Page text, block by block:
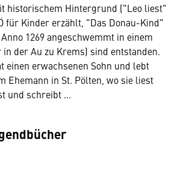
historischem Hintergrund ("Leo liest"
für Kinder erzählt, "Das Donau-Kind"
1269 angeschwemmt in einem
der Au zu Krems) sind entstanden.
einen erwachsenen Sohn und lebt
Ehemann in St. Pölten, wo sie liest
und schreibt ...